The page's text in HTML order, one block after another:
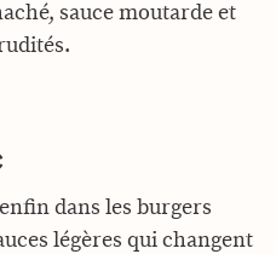
sauce moutarde et
dans les burgers
légères qui changent